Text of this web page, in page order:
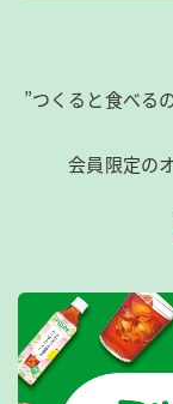
”つくると食べる
会員限定の